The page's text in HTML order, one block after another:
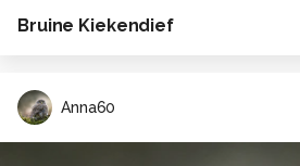
Bruine Kiekendief
Anna60